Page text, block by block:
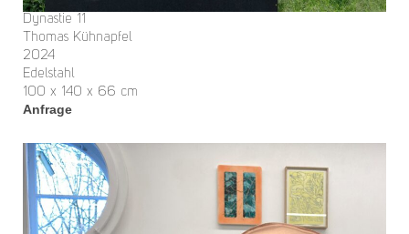
Dynastie 11
Thomas Kühnapfel
2024
Edelstahl
100 x 140 x 66 cm
Anfrage